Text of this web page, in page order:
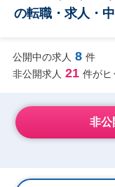
の転職・求人・
公開中の求人 8 件
非公開求人 21 件がヒ
非公